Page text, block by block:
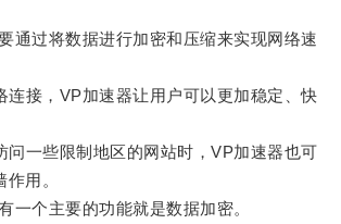
过将数据进行加密和压缩来实现网络速
接，VP加速器让用户可以更加稳定、快
一些限制地区的网站时，VP加速器也可
用。
个主要的功能就是数据加密。